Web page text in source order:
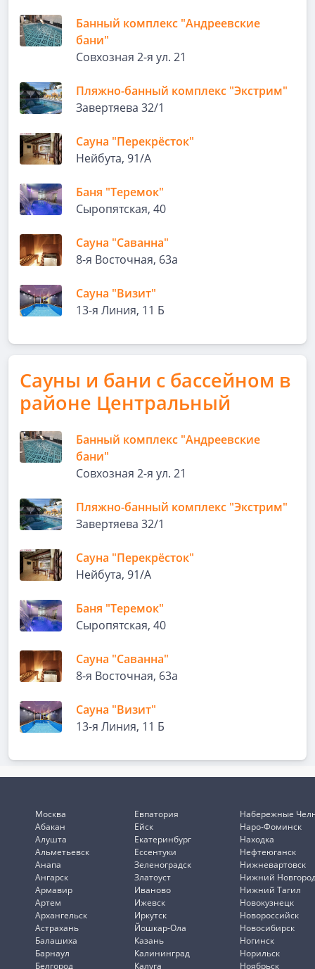
Банный комплекс "Андреевские
бани"
Совхозная 2-я ул. 21
Пляжно-банный комплекс "Экстрим"
Завертяева 32/1
Сауна "Перекрёсток"
Нейбута, 91/А
Баня "Теремок"
Сыропятская, 40
Сауна "Саванна"
8-я Восточная, 63а
Сауна "Визит"
13-я Линия, 11 Б
Сауны и бани с бассейном в
районе Центральный
Банный комплекс "Андреевские
бани"
Совхозная 2-я ул. 21
Пляжно-банный комплекс "Экстрим"
Завертяева 32/1
Сауна "Перекрёсток"
Нейбута, 91/А
Баня "Теремок"
Сыропятская, 40
Сауна "Саванна"
8-я Восточная, 63а
Сауна "Визит"
13-я Линия, 11 Б
Москва
Абакан
Алушта
Альметьевск
Анапа
Ангарск
Армавир
Артем
Архангельск
Астрахань
Балашиха
Барнаул
Белгород
Евпатория
Ейск
Екатеринбург
Ессентуки
Зеленоградск
Златоуст
Иваново
Ижевск
Иркутск
Йошкар-Ола
Казань
Калининград
Калуга
Набережные
Наро-Фоминск
Находка
Нефтеюганск
Нижневартовск
Нижний
Нижний Тагил
Новокузнецк
Новороссийск
Новосибирск
Ногинск
Норильск
Ноябрьск